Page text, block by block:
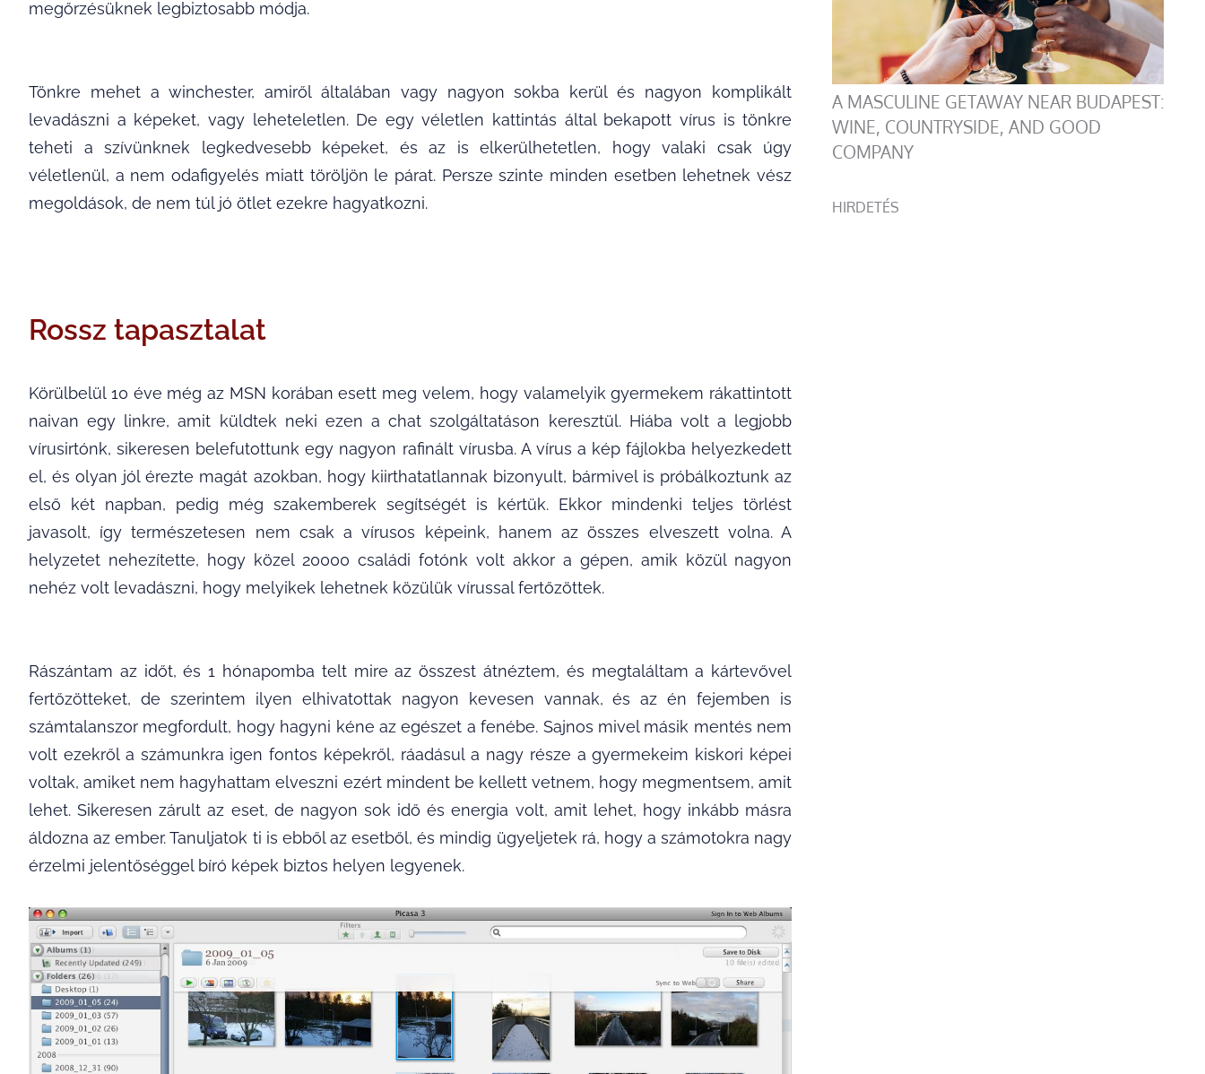
megőrzésüknek legbiztosabb módja.
Tönkre mehet a winchester, amiről általában vagy nagyon sokba kerül és nagyon komplikált
levadászni a képeket, vagy leheteletlen. De egy véletlen kattintás által bekapott vírus is tönkre
teheti a szívünknek legkedvesebb képeket, és az is elkerülhetetlen, hogy valaki csak úgy
véletlenül, a nem odafigyelés miatt töröljön le párat. Persze szinte minden esetben lehetnek vész
megoldások, de nem túl jó ötlet ezekre hagyatkozni.
Rossz tapasztalat
Körülbelül 10 éve még az MSN korában esett meg velem, hogy valamelyik gyermekem rákattintott
naivan egy linkre, amit küldtek neki ezen a chat szolgáltatáson keresztül. Hiába volt a legjobb
vírusirtónk, sikeresen belefutottunk egy nagyon rafinált vírusba. A vírus a kép fájlokba helyezkedett
el, és olyan jól érezte magát azokban, hogy kiirthatatlannak bizonyult, bármivel is próbálkoztunk az
első két napban, pedig még szakemberek segítségét is kértük. Ekkor mindenki teljes törlést
javasolt, így természetesen nem csak a vírusos képeink, hanem az összes elveszett volna. A
helyzetet nehezítette, hogy közel 20000 családi fotónk volt akkor a gépen, amik közül nagyon
nehéz volt levadászni, hogy melyikek lehetnek közülük vírussal fertőzöttek.
Rászántam az időt, és 1 hónapomba telt mire az összest átnéztem, és megtaláltam a kártevővel
fertőzötteket, de szerintem ilyen elhivatottak nagyon kevesen vannak, és az én fejemben is
számtalanszor megfordult, hogy hagyni kéne az egészet a fenébe. Sajnos mivel másik mentés nem
volt ezekről a számunkra igen fontos képekről, ráadásul a nagy része a gyermekeim kiskori képei
voltak, amiket nem hagyhattam elveszni ezért mindent be kellett vetnem, hogy megmentsem, amit
lehet. Sikeresen zárult az eset, de nagyon sok idő és energia volt, amit lehet, hogy inkább másra
áldozna az ember. Tanuljatok ti is ebből az esetből, és mindig ügyeljetek rá, hogy a számotokra nagy
érzelmi jelentőséggel bíró képek biztos helyen legyenek.
A MASCULINE GETAWAY NEAR BUDAPEST:
WINE, COUNTRYSIDE, AND GOOD
COMPANY
HIRDETÉS